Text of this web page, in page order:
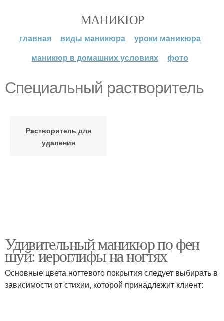
МАНИКЮР
главная виды маникюра
уроки маникюра
маникюр в домашних условиях
фото
Специальный растворитель
Растворитель для
удаления
Удивительный маникюр по фен
шуй: иероглифы на ногтях
Основные цвета ногтевого покрытия следует выбирать в
зависимости от стихии, которой принадлежит клиент: